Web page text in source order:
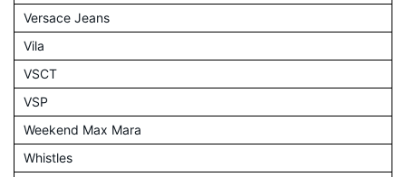
Versace Jeans
Vila
VSCT
VSP
Weekend Max Mara
Whistles